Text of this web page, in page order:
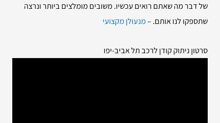
של דבר מה שאתם רואים עכשיו. משובים מומלצים ביותר ונרצה
שתספקו לנו אותם. –מנעולן מקצועי
סרטון ניתוק קודן לרכב תל אביב-יפו